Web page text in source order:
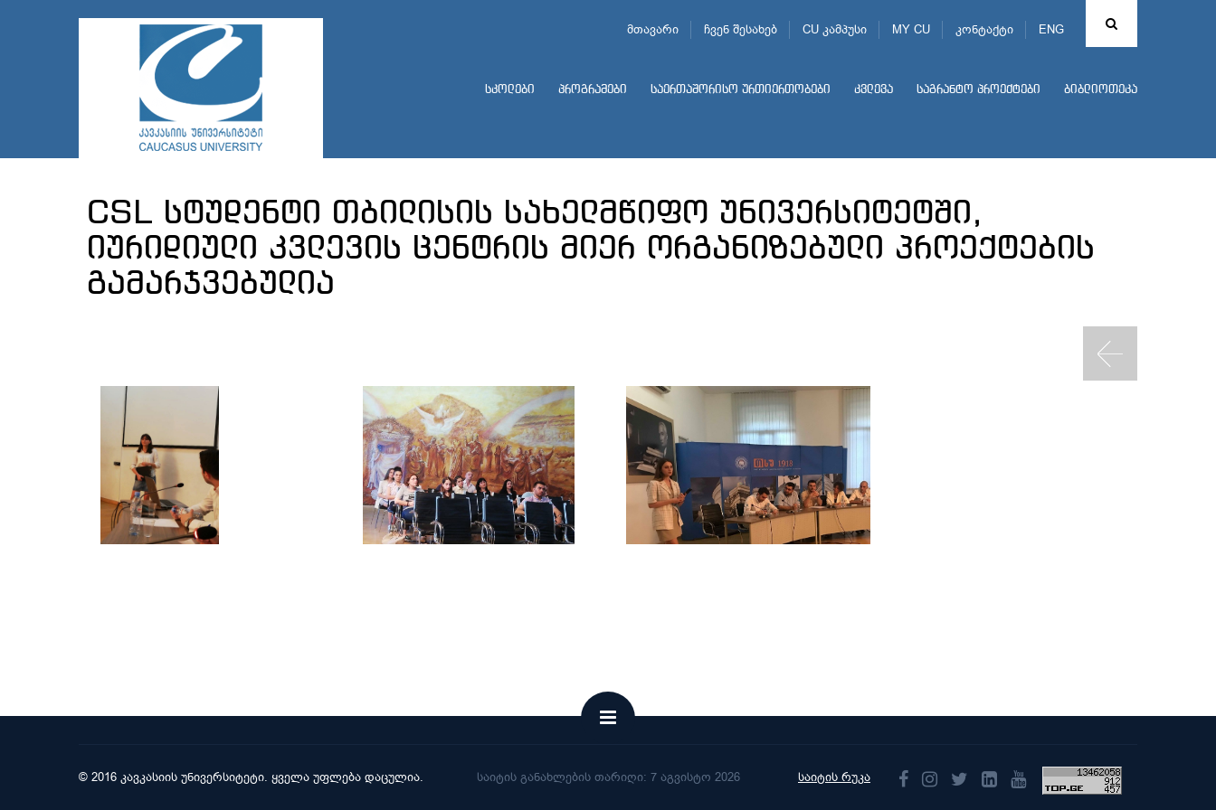
ENG
მთავარი ჩვენ შესახებ CU კამპუსი MY CU კონტაქტი
სკოლები პროგრამები საერთაშორისო ურთიერთობები კვლევა საგრანტო პროექტები ბიბლიოთეკა
CSL სტუდენტი თბილისის სახელმწიფო უნივერსიტეტში,
იურიდიული კვლევის ცენტრის მიერ ორგანიზებული პროექტების
გამარჯვებულია
საიტის რუკა
საიტის განახლების თარიღი: 7 აგვისტო 2026
© 2016 კავკასიის უნივერსიტეტი. ყველა უფლება დაცულია.